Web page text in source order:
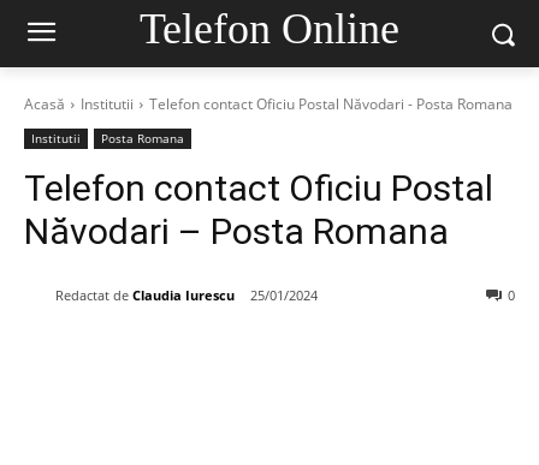
Telefon Online
Acasă Institutii Telefon contact Oficiu Postal Năvodari - Posta Romana
Institutii Posta Romana
Telefon contact Oficiu Postal
Năvodari – Posta Romana
Redactat de Claudia Iurescu 25/01/2024 0